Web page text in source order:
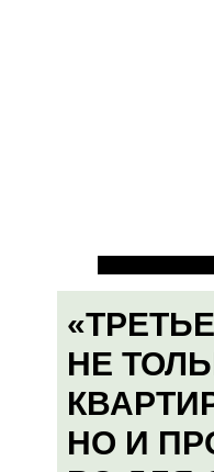
НЕ
НО И